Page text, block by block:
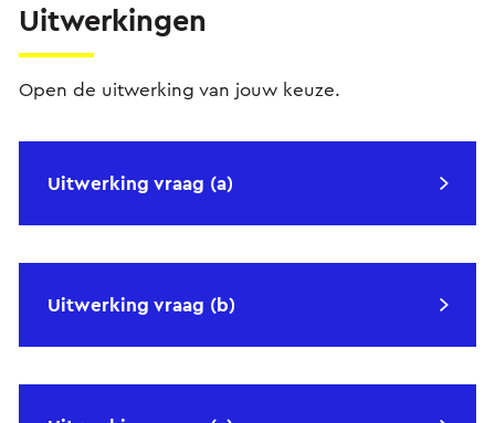
Uitwerkingen
Open de uitwerking van jouw keuze.
Uitwerking vraag (a)
Uitwerking vraag (b)